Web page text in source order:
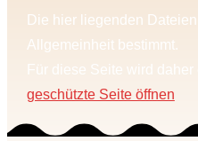
Die hier liegenden
Allgemeinheit bestimmt.
Für diese Seite wird
geschützte Seite öffnen